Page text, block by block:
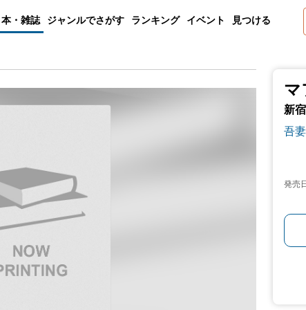
本・雑誌 ジャンルでさがす ランキング イベント 見つける
マ
新
吾
発売